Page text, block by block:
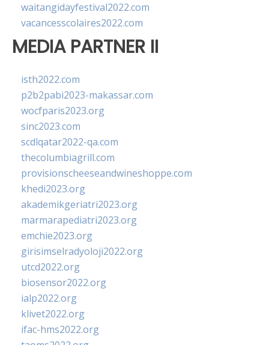
waitangidayfestival2022.com
vacancesscolaires2022.com
MEDIA PARTNER II
isth2022.com
p2b2pabi2023-makassar.com
wocfparis2023.org
sinc2023.com
scdlqatar2022-qa.com
thecolumbiagrill.com
provisionscheeseandwineshoppe.com
khedi2023.org
akademikgeriatri2023.org
marmarapediatri2023.org
emchie2023.org
girisimselradyoloji2022.org
utcd2022.org
biosensor2022.org
ialp2022.org
klivet2022.org
ifac-hms2022.org